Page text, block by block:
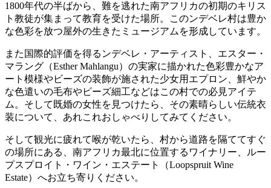
1800年代の半ばから、難を逃れた南アフリカの初期のキリス
ト教徒が集まって教育を受けた場所。このンデベレ村は豊か
な色彩を放つ屋外の生きたミュージアムを形成しています。
また国際的評価を得るンデベレ・アーティスト、エスター・
マラング（Esther Mahlangu）の実家に描かれた色彩豊かなア
ート模様やビーズの装飾が施された少女用エプロン、鮮やか
な色遣いの毛布やビーズ細工などはこの村での必見アイテ
ム。そして既婚の女性を見つけたら、その素晴らしい伝統衣
装について、あれこれおしゃべりしてみてください。
そして観光に疲れて喉が乾いたら、村から道路を隔ててすぐ
の場所にある、南アフリカ最北に位置するワイナリー、ルー
プスプロイト・ワイン・エステート（Loopspruit Wine
Estate）へお立ち寄りください。